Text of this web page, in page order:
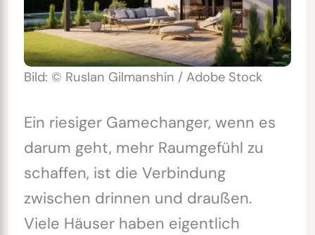
Bild: © Ruslan Gilmanshin / Adobe Stock
Ein riesiger Gamechanger, wenn es
darum geht, mehr Raumgefühl zu
schaffen, ist die Verbindung
zwischen drinnen und draußen.
Viele Häuser haben eigentlich